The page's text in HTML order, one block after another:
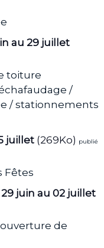
au 29 juillet
toiture
/
/ stationnements
juillet (269Ko) publié
Fêtes
29 juin au 02 juillet
de